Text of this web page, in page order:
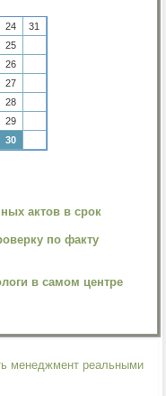
24
31
25
26
27
28
29
30
актов в срок
по факту
в самом центре
менеджмент реальными